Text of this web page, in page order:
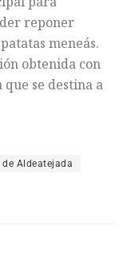
reponer
meneás.
obtenida con
se destina a
de Aldeatejada